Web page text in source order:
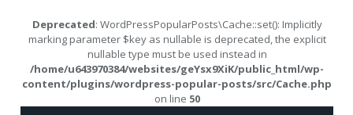
Deprecated: WordPressPopularPosts\Cache::set(): Implicitly
marking parameter $key as nullable is deprecated, the explicit
nullable type must be used instead in
/home/u643970384/websites/geYsx9XiK/public_html/wp-
content/plugins/wordpress-popular-posts/src/Cache.php
on line 50